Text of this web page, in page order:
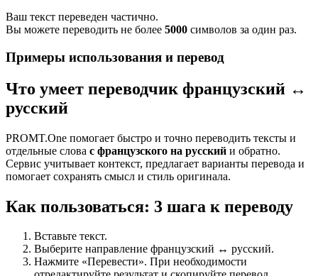
Ваш текст переведен частично.
Вы можете переводить не более 5000 символов за один раз.
Примеры использования и перевод
Что умеет переводчик французский ↔
русский
PROMT.One помогает быстро и точно переводить тексты и
отдельные слова с французского на русский и обратно.
Сервис учитывает контекст, предлагает варианты перевода и
помогает сохранять смысл и стиль оригинала.
Как пользоваться: 3 шага к переводу
Вставьте текст.
Выберите направление французский ↔ русский.
Нажмите «Перевести». При необходимости